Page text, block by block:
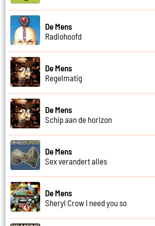
De Mens
Radiohoofd
De Mens
Regelmatig
De Mens
Schip aan de horizon
De Mens
Sex verandert alles
De Mens
Sheryl Crow I need you so